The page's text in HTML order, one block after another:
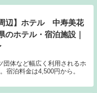
辺】ホテル 中寿美花
のホテル・宿泊施設｜
団体など幅広く利用されるホ
宿泊料金は4,500円から。